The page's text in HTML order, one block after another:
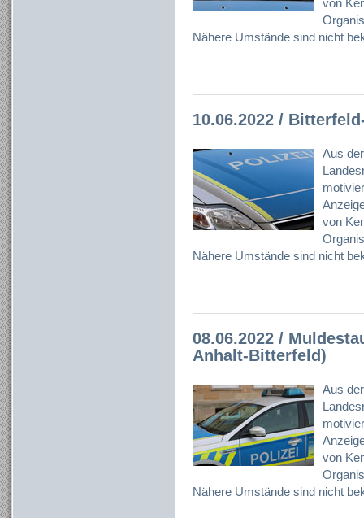
von
Nähere Umstände sind nicht
10.06.2022 /
Aus
von
Nähere Umstände sind nicht
08.06.2022 /
Anhalt-Bitterfeld)
Aus
von
Nähere Umstände sind nicht